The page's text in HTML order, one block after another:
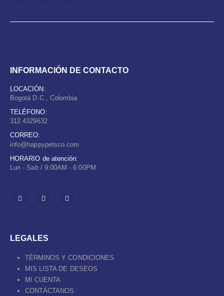
INFORMACIÓN DE CONTACTO
LOCACIÓN:
Bogotá D.C., Colombia
TELÉFONO:
312 4329632
CORREO:
info@happypetsco.com
HORARIO de atención:
Lun - Sab / 9:00AM - 6:00PM
LEGALES
TÉRMINOS Y CONDICIONES
MIS LISTA DE DESEOS
MI CUENTA
CONTÁCTANOS